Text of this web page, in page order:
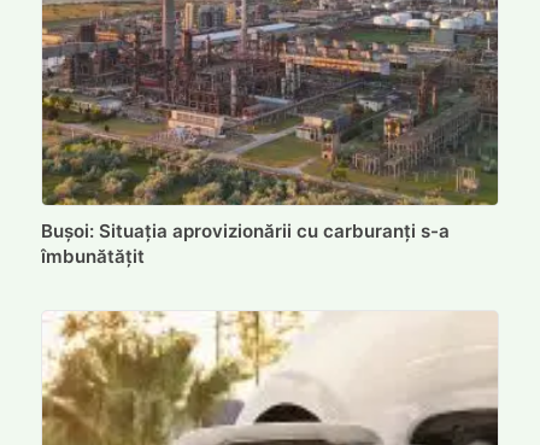
Bușoi: Situația aprovizionării cu carburanți s-a
îmbunătățit